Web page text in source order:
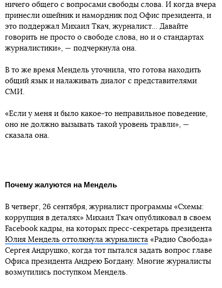
ничего общего с вопросами свободы слова. И когда вчера
принесли ошейник и намордник под Офис президента, и
это поддержал Михаил Ткач, журналист... Давайте
говорить не просто о свободе слова, но и о стандартах
журналистики», — подчеркнула она.
В то же время Мендель уточнила, что готова находить
общий язык и налаживать диалог с представителями
СМИ.
«Если у меня и было какое-то неправильное поведение,
оно не должно вызывать такой уровень травли», —
сказала она.
Почему жалуются на Мендель
В четверг, 26 сентября, журналист программы «Схемы:
коррупция в деталях» Михаил Ткач опубликовал в своем
Facebook кадры, на которых пресс-секретарь президента
Юлия Мендель оттолкнула журналиста «Радио Свобода»
Сергея Андрушко, когда тот пытался задать вопрос главе
Офиса президента Андрею Богдану. Многие журналисты
возмутились поступком Мендель.